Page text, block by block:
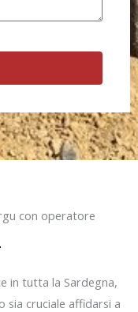
con operatore
in tutta la Sardegna,
cruciale affidarsi a